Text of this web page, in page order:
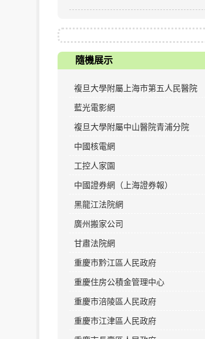
隨機展示
複旦大學附屬上海市第五人民醫院
藍光電影網
複旦大學附屬中山醫院青浦分院
中國核電網
工控人家園
中國證券網（上海證券報）
黑龍江法院網
廣州搬家公司
甘肅法院網
重慶市黔江區人民政府
重慶住房公積金管理中心
重慶市涪陵區人民政府
重慶市江津區人民政府